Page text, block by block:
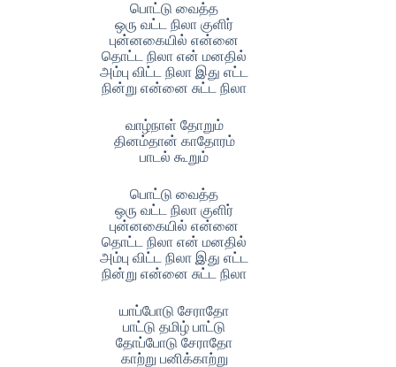
பொட்டு வைத்த
ஒரு வட்ட நிலா குளிர்
புன்னகையில் என்னை
தொட்ட நிலா என் மனதில்
அம்பு விட்ட நிலா இது எட்ட
நின்று என்னை சுட்ட நிலா
வாழ்நாள் தோறும்
தினம்தான் காதோரம்
பாடல் கூறும்
பொட்டு வைத்த
ஒரு வட்ட நிலா குளிர்
புன்னகையில் என்னை
தொட்ட நிலா என் மனதில்
அம்பு விட்ட நிலா இது எட்ட
நின்று என்னை சுட்ட நிலா
யாப்போடு சேராதோ
பாட்டு தமிழ் பாட்டு
தோப்போடு சேராதோ
காற்று பனிக்காற்று